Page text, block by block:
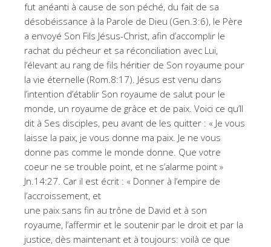
fut anéanti à cause de son péché, du fait de sa
désobéissance à la Parole de Dieu (Gen.3:6), le Père
a envoyé Son Fils Jésus-Christ, afin d’accomplir le
rachat du pécheur et sa réconciliation avec Lui,
l’élevant au rang de fils héritier de Son royaume pour
la vie éternelle (Rom.8:17). Jésus est venu dans
l’intention d’établir Son royaume de salut pour le
monde, un royaume de grâce et de paix. Voici ce qu’Il
dit à Ses disciples, peu avant de les quitter : « Je vous
laisse la paix, je vous donne ma paix. Je ne vous
donne pas comme le monde donne. Que votre
coeur ne se trouble point, et ne s’alarme point »
Jn.14:27. Car il est écrit : « Donner à l’empire de
l’accroissement, et
une paix sans fin au trône de David et à son
royaume, l’affermir et le soutenir par le droit et par la
justice, dès maintenant et à toujours: voilà ce que